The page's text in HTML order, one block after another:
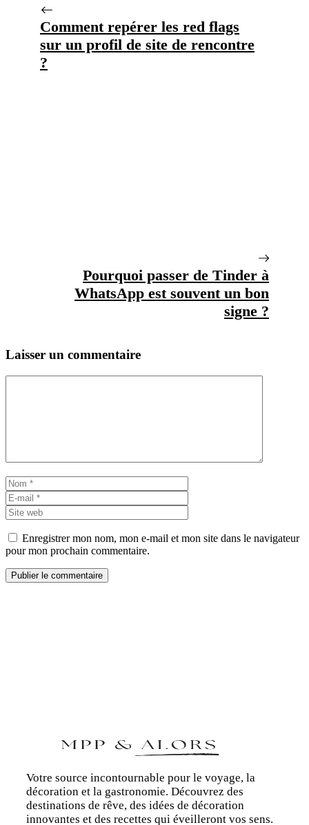
Comment repérer les red flags
sur un profil de site de rencontre
?
Pourquoi passer de Tinder à
WhatsApp est souvent un bon
signe ?
Laisser un commentaire
Nom
mail
web
Enregistrer mon nom, mon e-mail et mon site dans le navigateur
pour mon prochain commentaire.
Votre source incontournable pour le voyage, la
décoration et la gastronomie. Découvrez des
destinations de rêve, des idées de décoration
innovantes et des recettes qui éveilleront vos sens.